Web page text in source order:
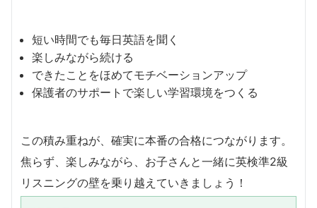
短い時間でも毎日英語を聞く
楽しみながら続ける
できたことをほめてモチベーションアップ
保護者のサポートで楽しい学習環境をつくる
この積み重ねが、確実に本番の合格につながります。
焦らず、楽しみながら、お子さんと一緒に英検準2級
リスニングの壁を乗り越えていきましょう！